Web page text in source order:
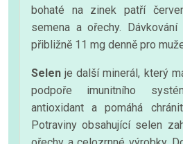
bohaté na zinek patří
semena a ořechy.
přibližně 11 mg denně pro
Selen je další minerál, který
podpoře imunitního
antioxidant a pomáhá
Potraviny obsahující selen